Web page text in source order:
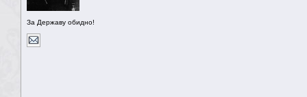
За Державу обидно!